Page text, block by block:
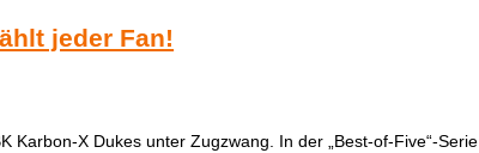
jeder Fan!
X Dukes unter Zugzwang. In der „Best-of-Five“-Serie